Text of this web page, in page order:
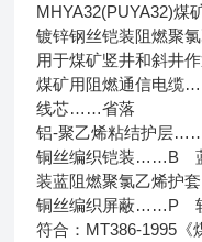
MHYA32(PUYA32)煤
镀锌钢丝铠装阻燃聚
用于煤矿竖井和斜井
煤矿用阻燃通信电
线芯……省落
铝-聚乙烯粘结护层
铜丝编织铠装……B
装蓝阻燃聚氯乙烯护
铜丝编织屏蔽……P
符合：MT386-1995《